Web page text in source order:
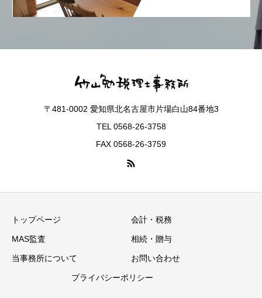
〒481-0002 愛知県北名古屋市片場白山84番地3
TEL 0568-26-3758
FAX 0568-26-3759
トップページ 会計・税務
MAS監査 相続・贈与
当事務所について お問い合わせ
プライバシーポリシー